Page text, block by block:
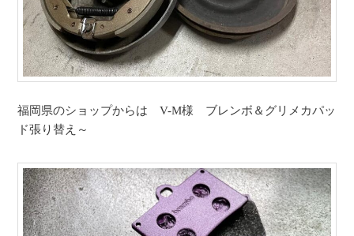
福岡県のショップからは V-M様 ブレンボ＆グリメカパッ
ド張り替え～